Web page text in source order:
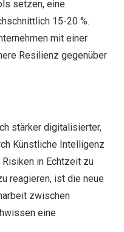
setzen, eine
15-20 %.
mit einer
Resilienz gegenüber
stärker digitalisierter,
Künstliche Intelligenz
in Echtzeit zu
reagieren, ist die neue
zwischen
eine